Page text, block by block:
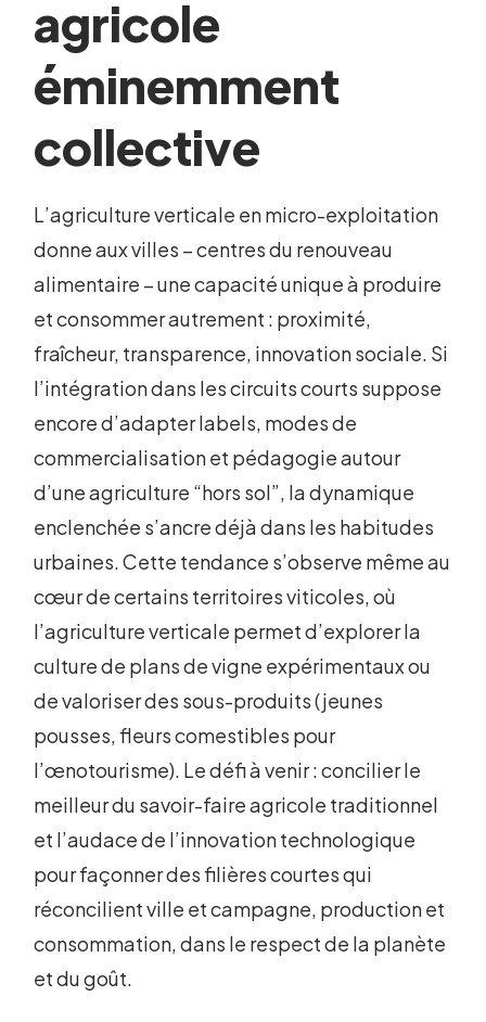
agricole
éminemment
collective
L’agriculture verticale en micro-exploitation
donne aux villes – centres du renouveau
alimentaire – une capacité unique à produire
et consommer autrement : proximité,
fraîcheur, transparence, innovation sociale. Si
l’intégration dans les circuits courts suppose
encore d’adapter labels, modes de
commercialisation et pédagogie autour
d’une agriculture “hors sol”, la dynamique
enclenchée s’ancre déjà dans les habitudes
urbaines. Cette tendance s’observe même au
cœur de certains territoires viticoles, où
l’agriculture verticale permet d’explorer la
culture de plans de vigne expérimentaux ou
de valoriser des sous-produits (jeunes
pousses, fleurs comestibles pour
l’œnotourisme). Le défi à venir : concilier le
meilleur du savoir-faire agricole traditionnel
et l’audace de l’innovation technologique
pour façonner des filières courtes qui
réconcilient ville et campagne, production et
consommation, dans le respect de la planète
et du goût.